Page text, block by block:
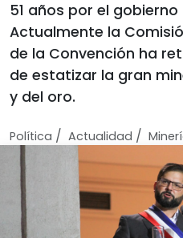
51 años por el
Actualmente la
de la Convención ha
de estatizar la gran
y del oro.
Política / Actualidad /